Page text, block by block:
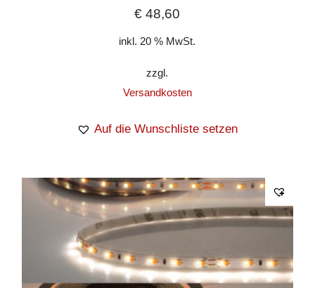
€ 48,60
inkl. 20 % MwSt.
zzgl.
Versandkosten
Auf die Wunschliste setzen